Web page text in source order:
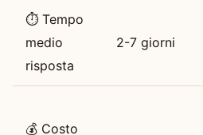
⏱ Tempo
medio
risposta
2-7 giorni
💰 Costo